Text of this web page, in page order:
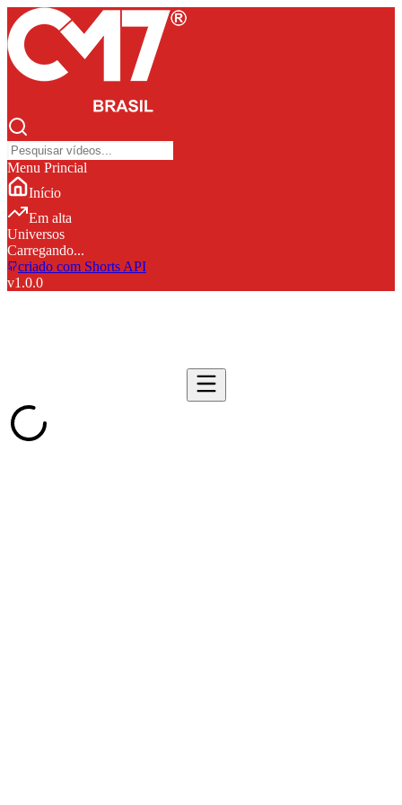
Menu Princial
Início
Em alta
Universos
Carregando...
criado com Shorts API
v1.0.0